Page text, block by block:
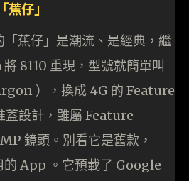
蕉仔」
蕉仔」是潮流、是經典，繼
8110 重現，型號就簡單叫
），換成 4G 的 Feature
設計，雖屬 Feature
鏡頭。別看它是舊款，
的 App 。它預載了 Google